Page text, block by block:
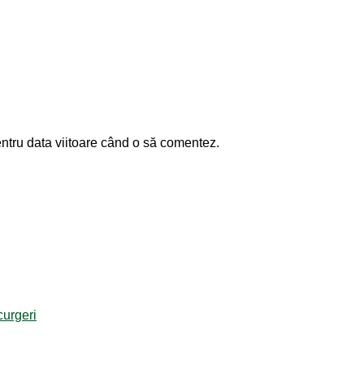
data viitoare când o să comentez.